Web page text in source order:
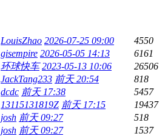
LouisZhao 2026-07-25 09:00
4550
gisempire 2026-05-05 14:13
6161
环球快车 2023-05-13 10:06
26506
JackTang233 前天 20:54
818
dcdc 前天 17:38
5457
13115131819Z 前天 17:15
19437
josh 前天 09:27
518
josh 前天 09:27
1537